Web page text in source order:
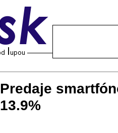
Predaje
13.9%